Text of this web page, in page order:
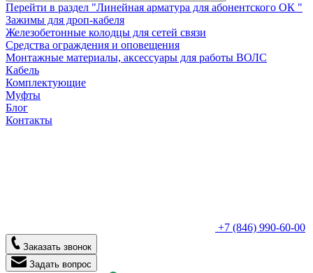
Перейти в раздел "Линейная арматура для абонентского ОК "
Зажимы для дроп-кабеля
Железобетонные колодцы для сетей связи
Средства ограждения и оповещения
Монтажные материалы, аксессуары для работы ВОЛС
Кабель
Комплектующие
Муфты
Блог
Контакты
+7 (846) 990-60-00
Заказать звонок
Задать вопрос